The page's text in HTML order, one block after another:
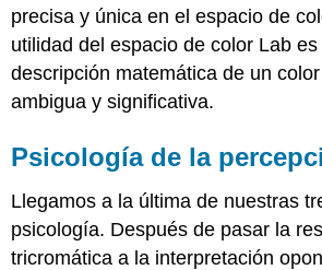
precisa y única en el espacio de
utilidad del espacio de color Lab
descripción matemática de un
ambigua y significativa.
Psicología de la
Llegamos a la última de nuestras
psicología. Después de pasar la
tricromática a la interpretación